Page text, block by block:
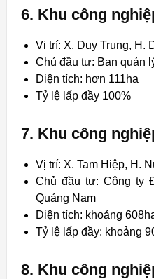
6. Khu công
Vị trí: X. Duy Trung, H.
Chủ đầu tư: Ban quản
Diện tích: hơn 111ha
Tỷ lệ lấp đầy 100%
7. Khu công
Vị trí: X. Tam Hiệp, H.
Chủ đầu tư: Công ty
Quảng Nam
Diện tích: khoảng
Tỷ lệ lấp đầy: khoảng
8. Khu công